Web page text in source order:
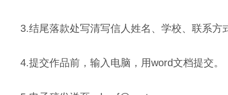
3.结尾落款处写清写信人姓名、学校、联系方
4.提交作品前，输入电脑，用word文档提交。